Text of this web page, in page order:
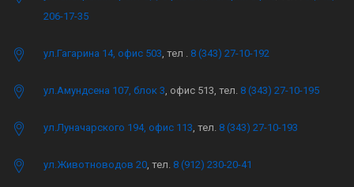
206-17-35
ул.Гагарина 14, офис 503 , тел . 8 (343) 27-10-192
ул.Амундсена 107, блок 3 , офис 513, тел. 8 (343) 27-10-195
ул.Луначарского 194, офис 113 , тел. 8 (343) 27-10-193
ул.Животноводов 20 , тел. 8 (912) 230-20-41